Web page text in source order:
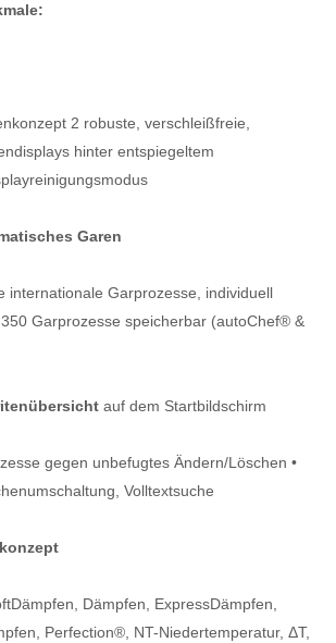
2 robuste, verschleißfreie,
hinter entspiegeltem
Garen
internationale Garprozesse, individuell
Garprozesse speicherbar (autoChef® &
auf dem Startbildschirm
gegen unbefugtes Ändern/Löschen •
Volltextsuche
Dämpfen, ExpressDämpfen,
Perfection®, NT-Niedertemperatur, ΔT,